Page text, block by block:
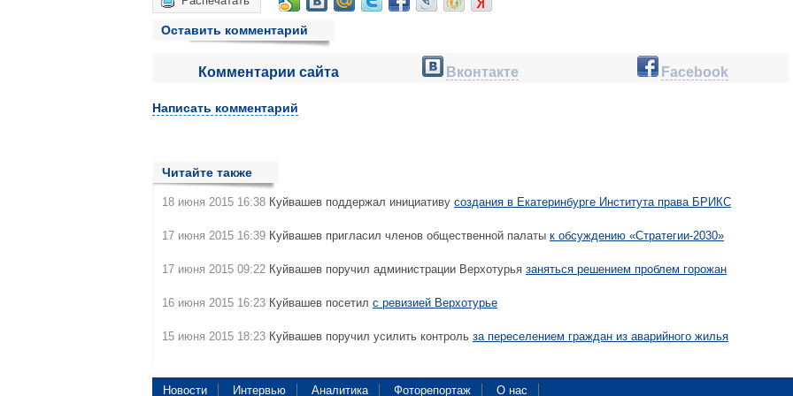
Оставить комментарий
Комментарии сайта Вконтакте Facebook
Написать комментарий
Читайте также
18 июня 2015 16:38 Куйвашев поддержал инициативу создания в Екатеринбурге Института права БРИКС
17 июня 2015 16:39 Куйвашев пригласил членов общественной палаты к обсуждению «Стратегии-2030»
17 июня 2015 09:22 Куйвашев поручил администрации Верхотурья заняться решением проблем горожан
16 июня 2015 16:23 Куйвашев посетил с ревизией Верхотурье
15 июня 2015 18:23 Куйвашев поручил усилить контроль за переселением граждан из аварийного жилья
Новости Интервью Аналитика Фоторепортаж О нас